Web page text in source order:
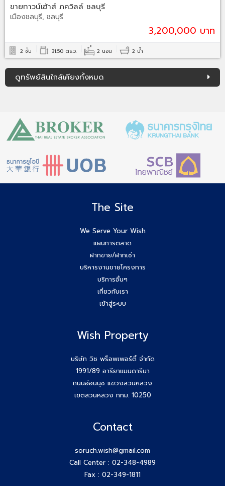
ขายทาวน์เฮ้าส์ ภควิลล์ ชลบุรี
เมืองชลบุรี, ชลบุรี
3,200,000 บาท
2 ชั้น 31.50 ตร.ว. 2 นอน 2 น้ำ
ดูทรัพย์สินใกล้เคียงทั้งหมด
The Site
We Serve Your Wish
แผนการตลาด
ฝากขาย/ฝากเช่า
บริหารงานขายโครงการ
บริการอื่นๆ
เกี่ยวกับเรา
เข้าสู่ระบบ
Wish Property
บริษัท วิช พร็อพเพอร์ตี้ จำกัด
1991/89 อารียาแมนดารีนา
ถนนอ่อนนุช แขวงสวนหลวง
เขตสวนหลวง กทม. 10250
Contact
soruch.wish@gmail.com
Call Center : 02-348-4989
Fax : 02-349-1811